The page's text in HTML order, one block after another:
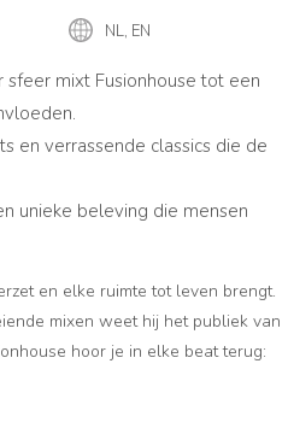
NL, EN
mixt Fusionhouse tot een
en verrassende classics die de
unieke beleving die mensen
en elke ruimte tot leven brengt.
mixen weet hij het publiek van
hoor je in elke beat terug: